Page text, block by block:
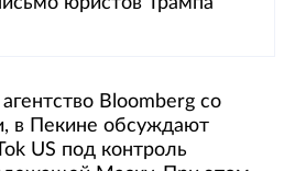
Bloomberg со
в Пекине обсуждают
US под контроль